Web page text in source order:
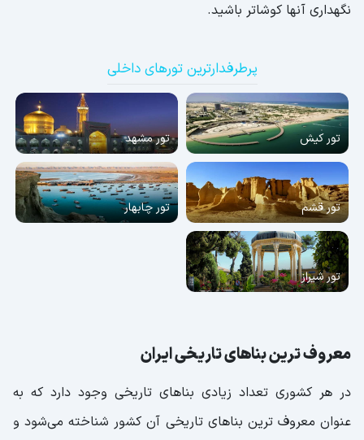
نگهداری آنها کوشاتر باشید.
پرطرفدارترین تورهای داخلی
تور کیش تور مشهد
تور قشم تور چابهار
تور شیراز
معروف ترین بناهای تاریخی ایران
در هر کشوری تعداد زیادی بناهای تاریخی وجود دارد که به
عنوان معروف ترین بناهای تاریخی آن کشور شناخته می‌شود و